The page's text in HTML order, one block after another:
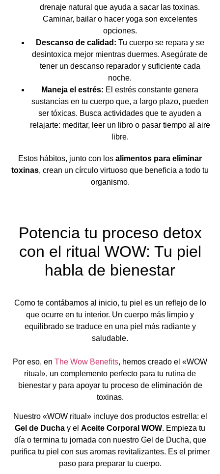
drenaje natural que ayuda a sacar las toxinas.
Caminar, bailar o hacer yoga son excelentes
opciones.
Descanso de calidad: Tu cuerpo se repara y se
desintoxica mejor mientras duermes. Asegúrate de
tener un descanso reparador y suficiente cada
noche.
Maneja el estrés: El estrés constante genera
sustancias en tu cuerpo que, a largo plazo, pueden
ser tóxicas. Busca actividades que te ayuden a
relajarte: meditar, leer un libro o pasar tiempo al aire
libre.
Estos hábitos, junto con los alimentos para eliminar
toxinas, crean un círculo virtuoso que beneficia a todo tu
organismo.
Potencia tu proceso detox
con el ritual WOW: Tu piel
habla de bienestar
Como te contábamos al inicio, tu piel es un reflejo de lo
que ocurre en tu interior. Un cuerpo más limpio y
equilibrado se traduce en una piel más radiante y
saludable.
Por eso, en The Wow Benefits, hemos creado el «WOW
ritual», un complemento perfecto para tu rutina de
bienestar y para apoyar tu proceso de eliminación de
toxinas.
Nuestro «WOW ritual» incluye dos productos estrella: el
Gel de Ducha y el Aceite Corporal WOW. Empieza tu
día o termina tu jornada con nuestro Gel de Ducha, que
purifica tu piel con sus aromas revitalizantes. Es el primer
paso para preparar tu cuerpo.